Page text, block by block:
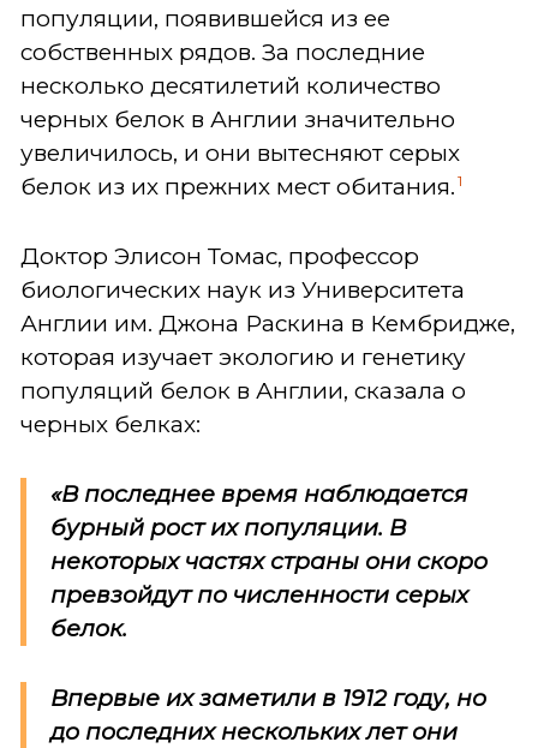
популяции, появившейся из ее
собственных рядов. За последние
несколько десятилетий количество
черных белок в Англии значительно
увеличилось, и они вытесняют серых
белок из их прежних мест обитания. 1
Доктор Элисон Томас, профессор
биологических наук из Университета
Англии им. Джона Раскина в Кембридже,
которая изучает экологию и генетику
популяций белок в Англии, сказала о
черных белках:
«В последнее время наблюдается
бурный рост их популяции. В
некоторых частях страны они скоро
превзойдут по численности серых
белок.
Впервые их заметили в 1912 году, но
до последних нескольких лет они